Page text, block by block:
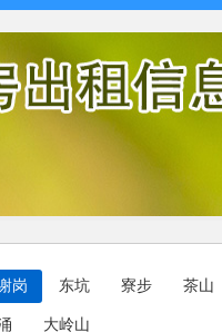
next
岗 东坑 寮步 茶山
大岭山